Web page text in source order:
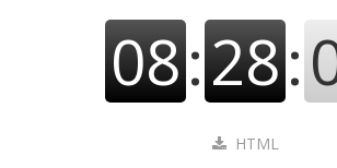
08:28:
HTML